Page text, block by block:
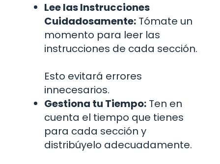
Lee las Instrucciones
Cuidadosamente: Tómate un
momento para leer las
instrucciones de cada sección.
Esto evitará errores
innecesarios.
Gestiona tu Tiempo: Ten en
cuenta el tiempo que tienes
para cada sección y
distribúyelo adecuadamente.